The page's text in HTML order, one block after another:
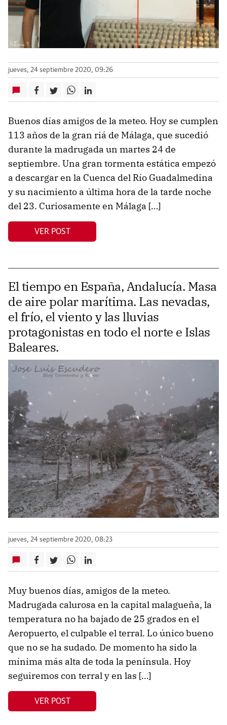
jueves, 24 septiembre 2020, 09:26
Buenos días amigos de la meteo. Hoy se cumplen
113 años de la gran riá de Málaga, que sucedió
durante la madrugada un martes 24 de
septiembre. Una gran tormenta estática empezó
a descargar en la Cuenca del Río Guadalmedina
y su nacimiento a última hora de la tarde noche
del 23. Curiosamente en Málaga […]
VER POST
El tiempo en España, Andalucía. Masa
de aire polar marítima. Las nevadas,
el frío, el viento y las lluvias
protagonistas en todo el norte e Islas
Baleares.
jueves, 24 septiembre 2020, 08:23
Muy buenos días, amigos de la meteo.
Madrugada calurosa en la capital malagueña, la
temperatura no ha bajado de 25 grados en el
Aeropuerto, el culpable el terral. Lo único bueno
que no se ha sudado. De momento ha sido la
mínima más alta de toda la península. Hoy
seguiremos con terral y en las […]
VER POST